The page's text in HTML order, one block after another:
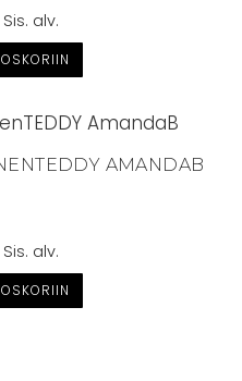
Sis. alv.
AMANDAB
Sis. alv.